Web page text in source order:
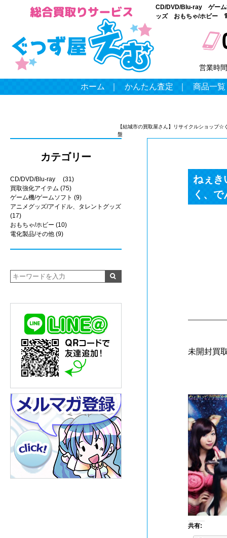
CD/DVD/Blu-ray ゲーム
ッズ おもちゃ/ホビー
営業時間
ホーム かんたん査定 商品一覧
【結城市の買取屋さん】リサイクルショップ☆
盤
ねぇ
く、
未開封
共有:
カテゴリー
CD/DVD/Blu-ray
(31)
買取強化アイテム (75)
ゲーム機/ゲームソフト (9)
アニメグッズ/アイドル、タレントグッズ
(17)
おもちゃ/ホビー (10)
電化製品/その他 (9)